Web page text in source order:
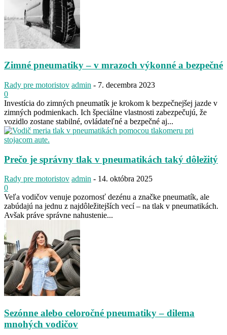
Zimné pneumatiky – v mrazoch výkonné a bezpečné
Rady pre motoristov admin - 7. decembra 2023
0
Investícia do zimných pneumatík je krokom k bezpečnejšej jazde v
zimných podmienkach. Ich špeciálne vlastnosti zabezpečujú, že
vozidlo zostane stabilné, ovládateľné a bezpečné aj...
Prečo je správny tlak v pneumatikách taký dôležitý
Rady pre motoristov admin - 14. októbra 2025
0
Veľa vodičov venuje pozornosť dezénu a značke pneumatík, ale
zabúdajú na jednu z najdôležitejších vecí – na tlak v pneumatikách.
Avšak práve správne nahustenie...
Sezónne alebo celoročné pneumatiky – dilema
mnohých vodičov